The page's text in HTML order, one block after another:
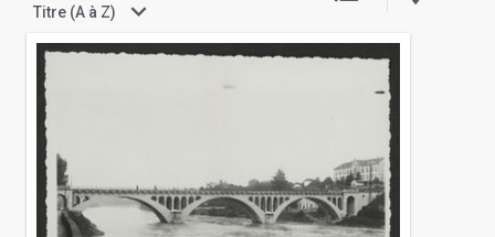
Titre (A à Z)